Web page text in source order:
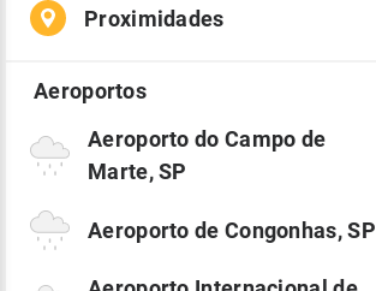
Proximidades
Aeroporto do Campo de
Marte, SP
Aeroporto de Congonhas, SP